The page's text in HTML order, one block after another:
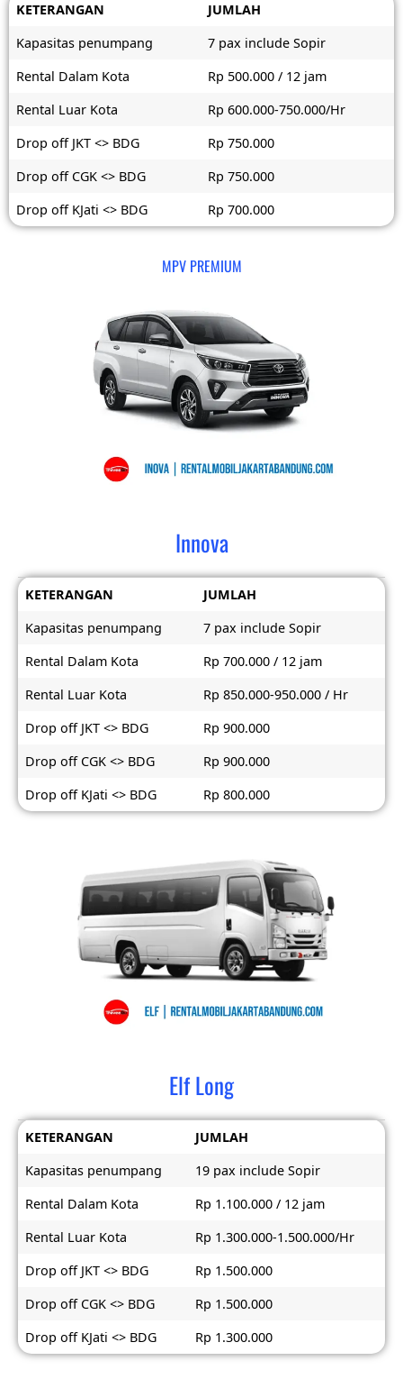
KETERANGAN
JUMLAH
Kapasitas penumpang
7 pax include Sopir
Rental Dalam Kota
Rp 500.000 / 12 jam
Rental Luar Kota
Rp 600.000-750.000/Hr
Drop off JKT <> BDG
Rp 750.000
Drop off CGK <> BDG
Rp 750.000
Drop off KJati <> BDG
Rp 700.000
MPV PREMIUM
Innova
KETERANGAN
JUMLAH
Kapasitas penumpang
7 pax include Sopir
Rental Dalam Kota
Rp 700.000 / 12 jam
Rental Luar Kota
Rp 850.000-950.000 / Hr
Drop off JKT <> BDG
Rp 900.000
Drop off CGK <> BDG
Rp 900.000
Drop off KJati <> BDG
Rp 800.000
Elf Long
KETERANGAN
JUMLAH
Kapasitas penumpang
19 pax include Sopir
Rental Dalam Kota
Rp 1.100.000 / 12 jam
Rental Luar Kota
Rp 1.300.000-1.500.000/Hr
Drop off JKT <> BDG
Rp 1.500.000
Drop off CGK <> BDG
Rp 1.500.000
Drop off KJati <> BDG
Rp 1.300.000